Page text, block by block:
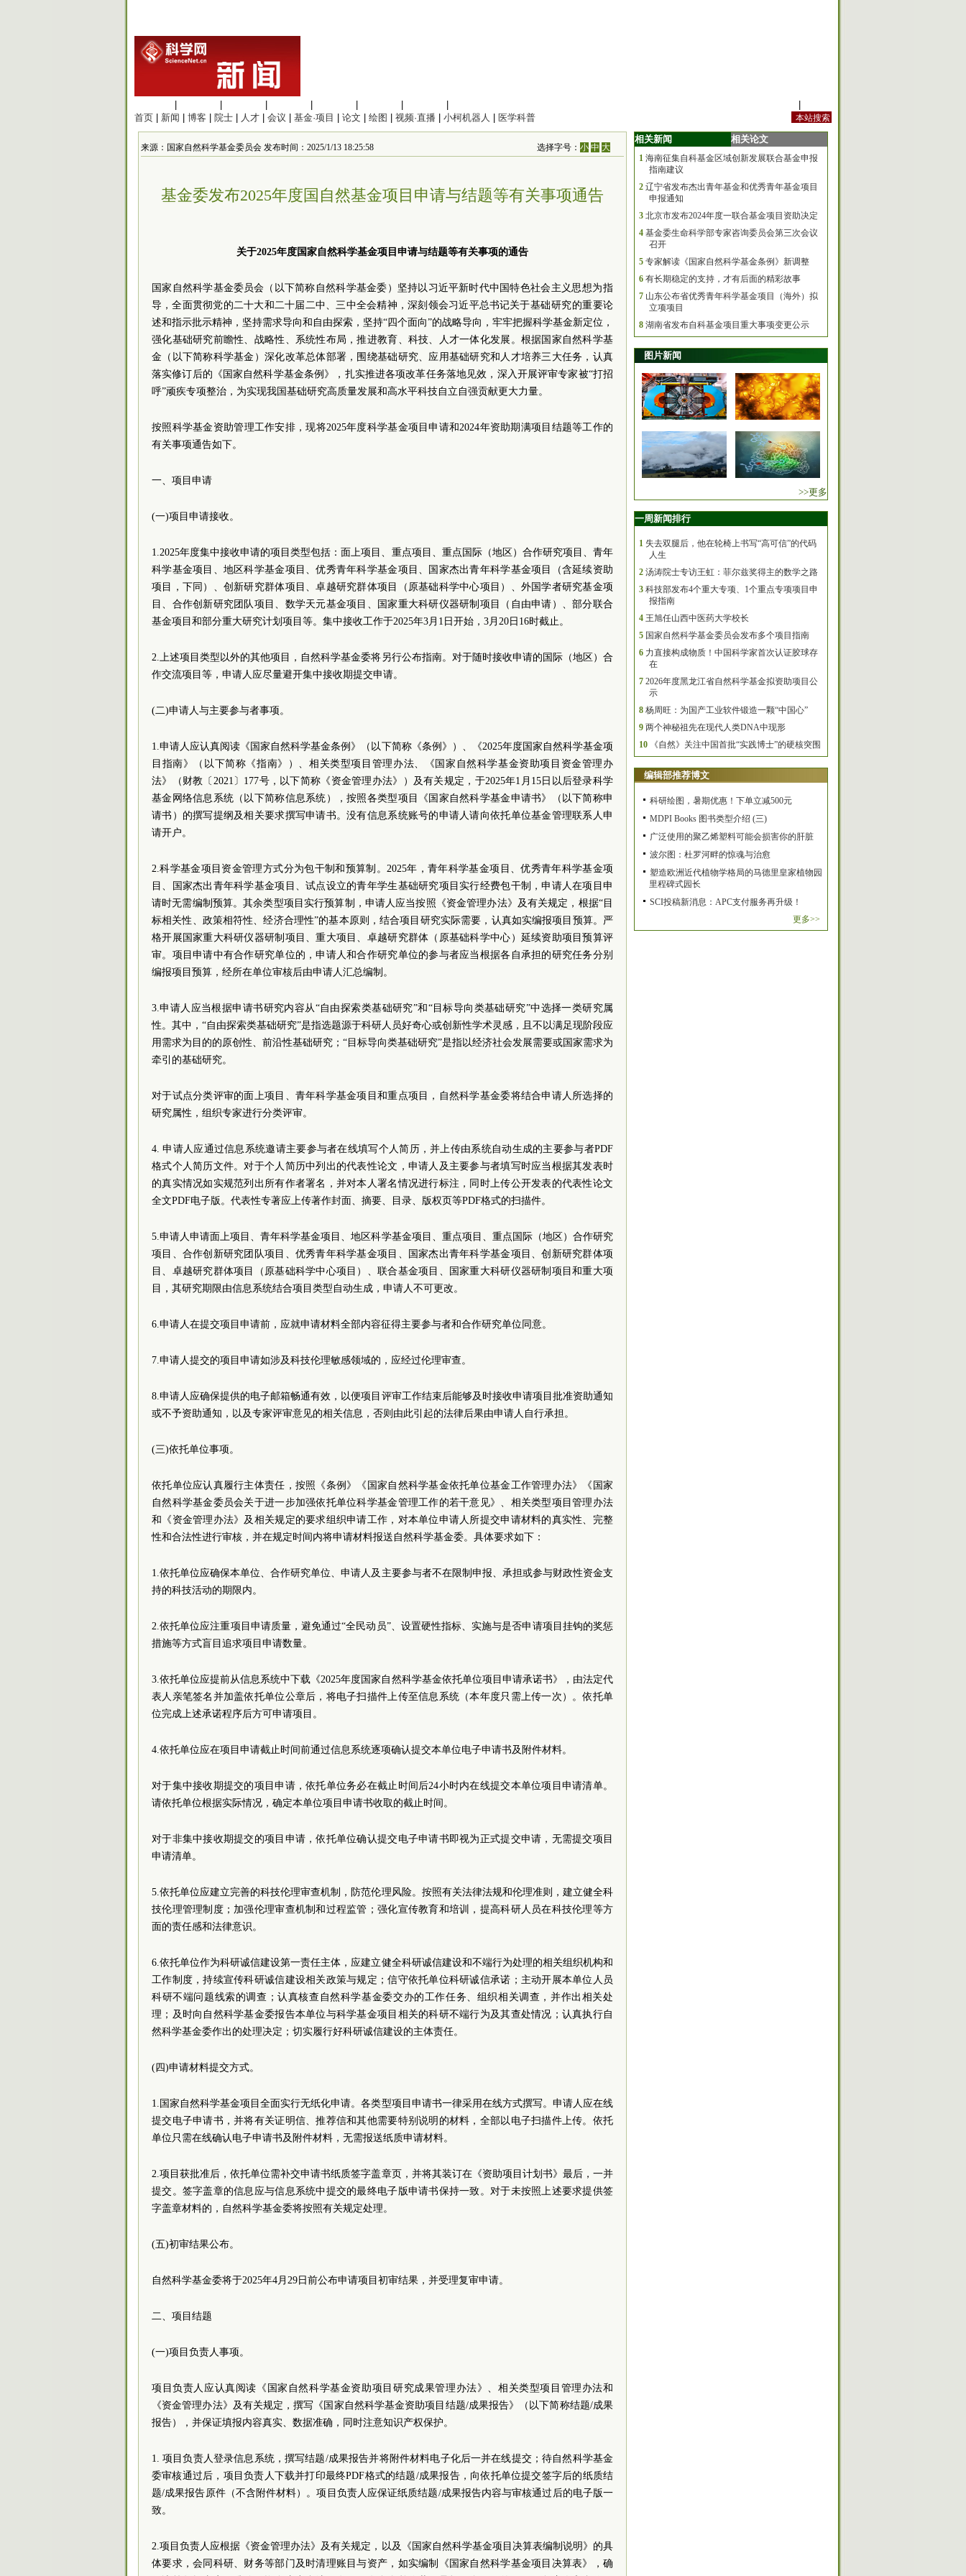
首页
新闻 博客 院士 人才 会议 基金·项目 论文 绘图 视频·直播 小柯机器人 医学科普
来源：国家自然科学基金委员会 发布时间：2025/1/13 18:25:58 选择字号：小 中 大
基金委发布2025年度国自然基金项目申请与结题等有关事项通告
关于2025年度国家自然科学基金项目申请与结题等有关事项的通告
国家自然科学基金委员会（以下简称自然科学基金委）坚持以习 近平新时代中国特色社会主义思想为指
导，全面贯彻党的二十大和二十届二中、三中全会精神，深刻领会习近平总书记关于基础研究的重要论
述和指示批示精神，坚持需求导向和自由探索，坚持“四个面向”的战略导向，牢牢把握科学基金新定位，
强化基础研究前瞻性、战略性、系统性布局，推进教育、科技、人才一体化发展。根据国家自然科学基
金（以下简称科学基金）深化改革总体部署，围绕基础研究、应用基础研究和人才培养三大任务，认真
落实修订后的《国家自然科学基金条例》，扎实推进各项改革任务落地见效，深入开展评审专家被“打招
呼”顽疾专项整治，为实现我国基础研究高质量发展和高水平科技自立自强贡献更大力量。
按照科学基金资助管理工作安排，现将2025年度科学基金项目申请和2024年资助期满项目结题等工作的
有关事项通告如下。
一、项目申请
(一)项目申请接收。
1.2025年度集中接收申请的项目类型包括：面上项目、重点项目、重点国际（地区）合作研究项目、青年
科学基金项目、地区科学基金项目、优秀青年科学基金项目、国家杰出青年科学基金项目（含延续资助
项目，下同）、创新研究群体项目、卓越研究群体项目（原基础科学中心项目）、外国学者研究基金项
目、合作创新研究团队项目、数学天元基金项目、国家重大科研仪器研制项目（自由申请）、部分联合
基金项目和部分重大研究计划项目等。集中接收工作于2025年3月1日开始，3月20日16时截止。
2.上述项目类型以外的其他项目，自然科学基金委将另行公布指南。对于随时接收申请的国际（地区）合
作交流项目等，申请人应尽量避开集中接收期提交申请。
(二)申请人与主要参与者事项。
1.申请人应认真阅读《国家自然科学基金条例》（以下简称《条例》）、《2025年度国家自然科学基金项
目指南》（以下简称《指南》）、相关类型项目管理办法、《国家自然科学基金资助项目资金管理办
法》（财教〔2021〕177号，以下简称《资金管理办法》）及有关规定，于2025年1月15日以后登录科学
基金网络信息系统（以下简称信息系统），按照各类型项目《国家自然科学基金申请书》（以下简称申
请书）的撰写提纲及相关要求撰写申请书。没有信息系统账号的申请人请向依托单位基金管理联系人申
请开户。
2.科学基金项目资金管理方式分为包干制和预算制。2025年，青年科学基金项目、优秀青年科学基金项
目、国家杰出青年科学基金项目、试点设立的青年学生基础研究项目实行经费包干制，申请人在项目申
请时无需编制预算。其余类型项目实行预算制，申请人应当按照《资金管理办法》及有关规定，根据“目
标相关性、政策相符性、经济合理性”的基本原则，结合项目研究实际需要，认真如实编报项目预算。严
格开展国家重大科研仪器研制项目、重大项目、卓越研究群体（原基础科学中心）延续资助项目预算评
审。项目申请中有合作研究单位的，申请人和合作研究单位的参与者应当根据各自承担的研究任务分别
编报项目预算，经所在单位审核后由申请人汇总编制。
3.申请人应当根据申请书研究内容从“自由探索类基础研究”和“目标导向类基础研究”中选择一类研究属
性。其中，“自由探索类基础研究”是指选题源于科研人员好奇心或创新性学术灵感，且不以满足现阶段应
用需求为目的的原创性、前沿性基础研究；“目标导向类基础研究”是指以经济社会发展需要或国家需求为
牵引的基础研究。
对于试点分类评审的面上项目、青年科学基金项目和重点项目，自然科学基金委将结合申请人所选择的
研究属性，组织专家进行分类评审。
4. 申请人应通过信息系统邀请主要参与者在线填写个人简历，并上传由系统自动生成的主要参与者PDF
格式个人简历文件。对于个人简历中列出的代表性论文，申请人及主要参与者填写时应当根据其发表时
的真实情况如实规范列出所有作者署名，并对本人署名情况进行标注，同时上传公开发表的代表性论文
全文PDF电子版。代表性专著应上传著作封面、摘要、目录、版权页等PDF格式的扫描件。
5.申请人申请面上项目、青年科学基金项目、地区科学基金项目、重点项目、重点国际（地区）合作研究
项目、合作创新研究团队项目、优秀青年科学基金项目、国家杰出青年科学基金项目、创新研究群体项
目、卓越研究群体项目（原基础科学中心项目）、联合基金项目、国家重大科研仪器研制项目和重大项
目，其研究期限由信息系统结合项目类型自动生成，申请人不可更改。
6.申请人在提交项目申请前，应就申请材料全部内容征得主要参与者和合作研究单位同意。
7.申请人提交的项目申请如涉及科技伦理敏感领域的，应经过伦理审查。
8.申请人应确保提供的电子邮箱畅通有效，以便项目评审工作结束后能够及时接收申请项目批准资助通知
或不予资助通知，以及专家评审意见的相关信息，否则由此引起的法律后果由申请人自行承担。
(三)依托单位事项。
依托单位应认真履行主体责任，按照《条例》《国家自然科学基金依托单位基金工作管理办法》《国家
自然科学基金委员会关于进一步加强依托单位科学基金管理工作的若干意见》、相关类型项目管理办法
和《资金管理办法》及相关规定的要求组织申请工作，对本单位申请人所提交申请材料的真实性、完整
性和合法性进行审核，并在规定时间内将申请材料报送自然科学基金委。具体要求如下：
1.依托单位应确保本单位、合作研究单位、申请人及主要参与者不在限制申报、承担或参与财政性资金支
持的科技活动的期限内。
2.依托单位应注重项目申请质量，避免通过“全民动员”、设置硬性指标、实施与是否申请项目挂钩的奖惩
措施等方式盲目追求项目申请数量。
3.依托单位应提前从信息系统中下载《2025年度国家自然科学基金依托单位项目申请承诺书》，由法定代
表人亲笔签名并加盖依托单位公章后，将电子扫描件上传至信息系统（本年度只需上传一次）。依托单
位完成上述承诺程序后方可申请项目。
4.依托单位应在项目申请截止时间前通过信息系统逐项确认提交本单位电子申请书及附件材料。
对于集中接收期提交的项目申请，依托单位务必在截止时间后24小时内在线提交本单位项目申请清单。
请依托单位根据实际情况，确定本单位项目申请书收取的截止时间。
对于非集中接收期提交的项目申请，依托单位确认提交电子申请书即视为正式提交申请，无需提交项目
申请清单。
5.依托单位应建立完善的科技伦理审查机制，防范伦理风险。按照有关法律法规和伦理准则，建立健全科
技伦理管理制度；加强伦理审查机制和过程监管；强化宣传教育和培训，提高科研人员在科技伦理等方
面的责任感和法律意识。
6.依托单位作为科研诚信建设第一责任主体，应建立健全科研诚信建设和不端行为处理的相关组织机构和
工作制度，持续宣传科研诚信建设相关政策与规定；信守依托单位科研诚信承诺；主动开展本单位人员
科研不端问题线索的调查；认真核查自然科学基金委交办的工作任务、组织相关调查，并作出相关处
理；及时向自然科学基金委报告本单位与科学基金项目相关的科研不端行为及其查处情况；认真执行自
然科学基金委作出的处理决定；切实履行好科研诚信建设的主体责任。
(四)申请材料提交方式。
1.国家自然科学基金项目全面实行无纸化申请。各类型项目申请书一律采用在线方式撰写。申请人应在线
提交电子申请书，并将有关证明信、推荐信和其他需要特别说明的材料，全部以电子扫描件上传。依托
单位只需在线确认电子申请书及附件材料，无需报送纸质申请材料。
2.项目获批准后，依托单位需补交申请书纸质签字盖章页，并将其装订在《资助项目计划书》最后，一并
提交。签字盖章的信息应与信息系统中提交的最终电子版申请书保持一致。对于未按照上述要求提供签
字盖章材料的，自然科学基金委将按照有关规定处理。
(五)初审结果公布。
自然科学基金委将于2025年4月29日前公布申请项目初审结果，并受理复审申请。
二、项目结题
(一)项目负责人事项。
项目负责人应认真阅读《国家自然科学基金资助项目研究成果管理办法》、相关类型项目管理办法和
《资金管理办法》及有关规定，撰写《国家自然科学基金资助项目结题/成果报告》（以下简称结题/成果
报告），并保证填报内容真实、数据准确，同时注意知识产权保护。
1. 项目负责人登录信息系统，撰写结题/成果报告并将附件材料电子化后一并在线提交；待自然科学基金
委审核通过后，项目负责人下载并打印最终PDF格式的结题/成果报告，向依托单位提交签字后的纸质结
题/成果报告原件（不含附件材料）。项目负责人应保证纸质结题/成果报告内容与审核通过后的电子版一
致。
2.项目负责人应根据《资金管理办法》及有关规定，以及《国家自然科学基金项目决算表编制说明》的具
体要求，会同科研、财务等部门及时清理账目与资产，如实编制《国家自然科学基金项目决算表》，确
相关新闻 相关论文
1 海南征集自科基金区域创新发展联合基金申报
指南建议
2 辽宁省发布杰出青年基金和优秀青年基金项目
申报通知
3 北京市发布2024年度一联合基金项目资助决定
4 基金委生命科学部专家咨询委员会第三次会议
召开
5 专家解读《国家自然科学基金条例》新调整
6 有长期稳定的支持，才有后面的精彩故事
7 山东公布省优秀青年科学基金项目（海外）拟
立项项目
8 湖南省发布自科基金项目重大事项变更公示
图片新闻
>>更多
一周新闻排行
1 失去双腿后，他在轮椅上书写“高可信”的代码
人生
2 汤涛院士专访王虹：菲尔兹奖得主的数学之路
3 科技部发布4个重大专项、1个重点专项项目申
报指南
4 王旭任山西中医药大学校长
5 国家自然科学基金委员会发布多个项目指南
6 力直接构成物质！中国科学家首次认证胶球存
在
7 2026年度黑龙江省自然科学基金拟资助项目公
示
8 杨周旺：为国产工业软件锻造一颗“中国心”
9 两个神秘祖先在现代人类DNA中现形
10
《自然》关注中国首批“实践博士”的硬核突围
编辑部推荐博文
科研绘图，暑期优惠！下单立减500元
MDPI Books 图书类型介绍 (三)
广泛使用的聚乙烯塑料可能会损害你的肝脏
波尔图：杜罗河畔的惊魂与治愈
塑造欧洲近代植物学格局的马德里皇家植物园
里程碑式园长
SCI投稿新消息：APC支付服务再升级！
更多>>